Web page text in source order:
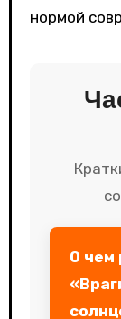
нормой
Краткие ответы сформированы по
О чем